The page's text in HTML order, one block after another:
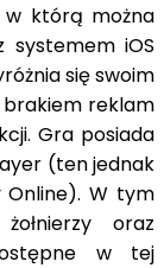
którą można
systemem iOS
się swoim
brakiem reklam
Gra posiada
(ten jednak
Online). W tym
oraz
w tej